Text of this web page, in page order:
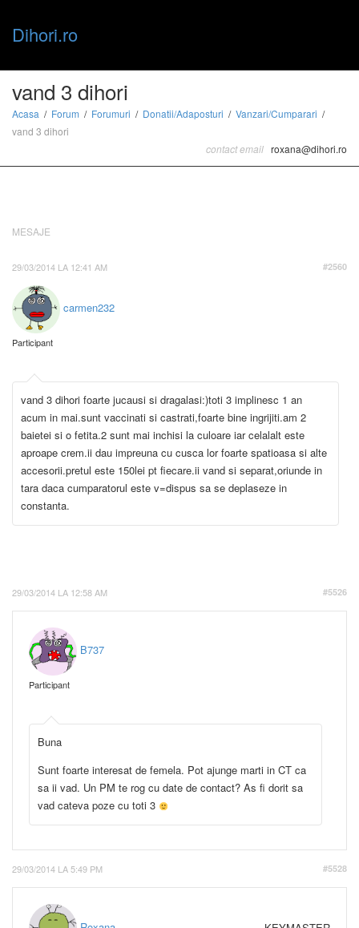
Dihori.ro
vand 3 dihori
Acasa Forum Forumuri Donatii/Adaposturi
Vanzari/Cumparari
vand 3 dihori
contact email roxana@dihori.ro
MESAJE
29/03/2014 LA 12:41 AM #2560
carmen232
Participant
vand 3 dihori foarte jucausi si dragalasi:)toti 3 implinesc 1 an
acum in mai.sunt vaccinati si castrati,foarte bine ingrijiti.am 2
baietei si o fetita.2 sunt mai inchisi la culoare iar celalalt este
aproape crem.ii dau impreuna cu cusca lor foarte spatioasa si alte
accesorii.pretul este 150lei pt fiecare.ii vand si separat,oriunde in
tara daca cumparatorul este v=dispus sa se deplaseze in
constanta.
29/03/2014 LA 12:58 AM #5526
B737
Participant
Buna
Sunt foarte interesat de femela. Pot ajunge marti in CT ca
sa ii vad. Un PM te rog cu date de contact? As fi dorit sa
vad cateva poze cu toti 3
29/03/2014 LA 5:49 PM #5528